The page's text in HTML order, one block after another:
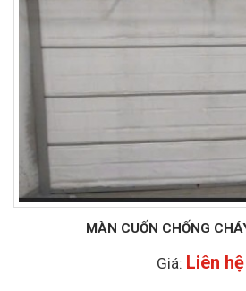
MÀN CUỐN CHỐNG
Giá: Liên hệ